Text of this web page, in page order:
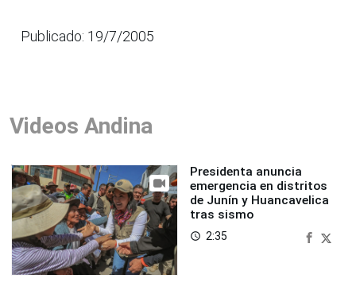
Publicado: 19/7/2005
Videos Andina
Presidenta anuncia
emergencia en distritos
de Junín y Huancavelica
tras sismo
access_time 2:35